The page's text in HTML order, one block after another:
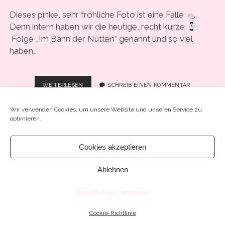
Wir verwenden Cookies, um unsere Website und unseren Service zu
optimieren.
Cookies akzeptieren
Ablehnen
Einstellungen anzeigen
Cookie-Richtlinie
Dieses pinke, sehr fröhliche Foto ist eine Falle
.
Denn intern haben wir die heutige, recht kurze
Folge „Im Bann der Nutten“ genannt und so viel
haben…
WEITERLESEN
WAR
ROTLICHTMILIEU”
SCHREIB EINEN KOMMENTAR
Chosen WordPress Themeby Compete Themes.